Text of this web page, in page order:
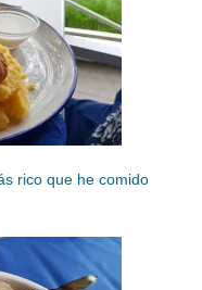
rico que he comido